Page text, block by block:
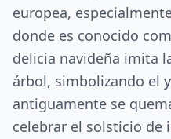
europea,
donde es conocido
delicia navideña imita
árbol, simbolizando el
antiguamente se
celebrar el solsticio de